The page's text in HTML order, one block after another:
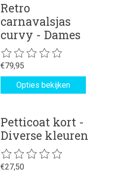
Retro
carnavalsjas
curvy - Dames
De beoordeling van dit product is
€79,95
Opties bekijken
Petticoat kort -
Diverse kleuren
De beoordeling van dit product is
€27,50